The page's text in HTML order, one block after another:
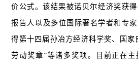
价公式。该结果被诺贝尔经济奖获
报告人以及多位国际著名学者和专
得第十四届孙冶方经济科学奖、国家
劳动奖章”等诸多奖项。目前正在